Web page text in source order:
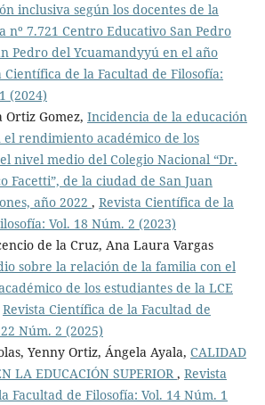
inclusiva según los docentes de la
nº 7.721 Centro Educativo San Pedro
Pedro del Ycuamandyyú en el año
Científica de la Facultad de Filosofía:
(2024)
Ortiz Gomez, Incidencia de la educación
el rendimiento académico de los
nivel medio del Colegio Nacional “Dr.
Facetti”, de la ciudad de San Juan
año 2022 , Revista Científica de la
Vol. 18 Núm. 2 (2023)
de la Cruz, Ana Laura Vargas
sobre la relación de la familia con el
de los estudiantes de la LCE
Revista Científica de la Facultad de
Núm. 2 (2025)
Yenny Ortiz, Ángela Ayala, CALIDAD
LA EDUCACIÓN SUPERIOR, Revista
Facultad de Filosofía: Vol. 14 Núm. 1